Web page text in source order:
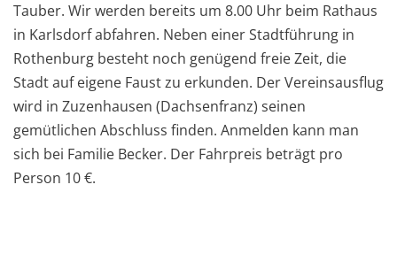
Tauber. Wir werden bereits um 8.00 Uhr beim Rathaus
in Karlsdorf abfahren. Neben einer Stadtführung in
Rothenburg besteht noch genügend freie Zeit, die
Stadt auf eigene Faust zu erkunden. Der Vereinsausflug
wird in Zuzenhausen (Dachsenfranz) seinen
gemütlichen Abschluss finden. Anmelden kann man
sich bei Familie Becker. Der Fahrpreis beträgt pro
Person 10 €.